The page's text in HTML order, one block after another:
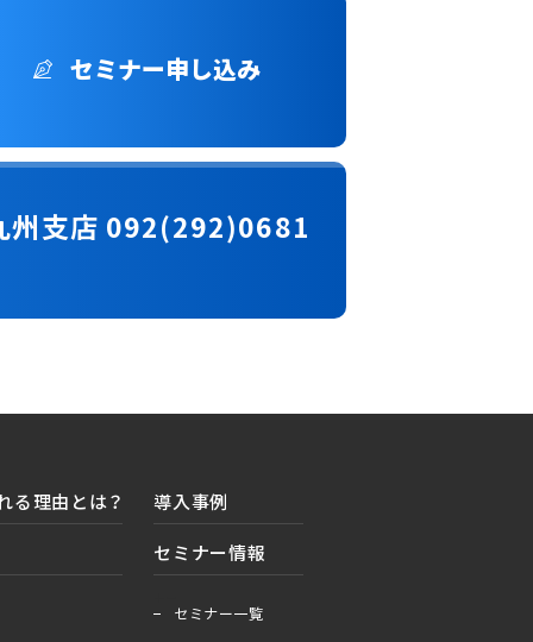
セミナー申し込み
州支店 092(292)0681
る理由とは？
導入事例
セミナー情報
セミナー一覧